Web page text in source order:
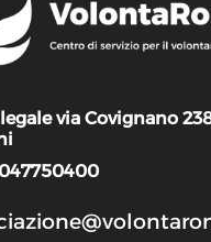
via Covignano